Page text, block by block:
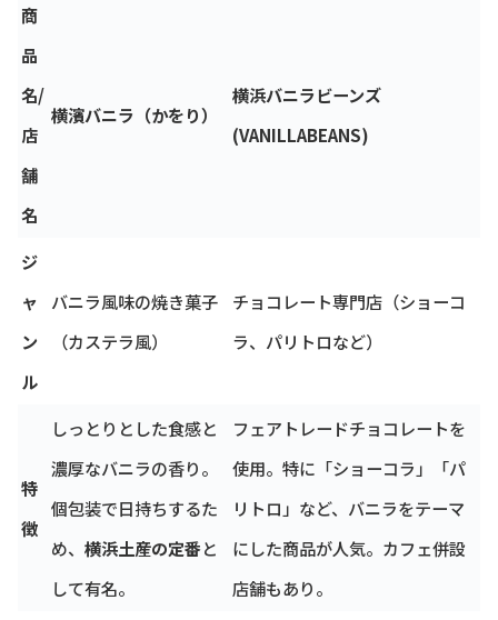
商
品
名/
店
舗
名
横濱バニラ（かをり）
横浜バニラビーンズ
(VANILLABEANS)
ジ
ャ
ン
ル
バニラ風味の焼き菓子
（カステラ風）
チョコレート専門店（ショーコ
ラ、パリトロなど）
特
徴
しっとりとした食感と
濃厚なバニラの香り。
個包装で日持ちするた
め、 横浜土産の定番と
して有名。
フェアトレードチョコレートを
使用。特に「ショーコラ」「パ
リトロ」など、バニラをテーマ
にした商品が人気。カフェ併設
店舗もあり。